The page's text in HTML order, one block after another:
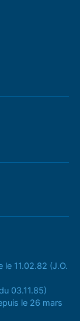
11.02.82 (J.O.
03.11.85)
le 26 mars